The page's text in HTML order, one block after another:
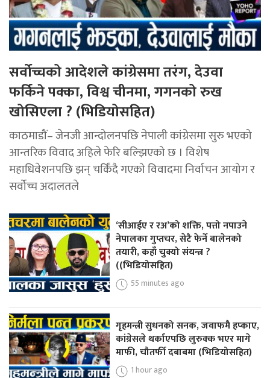
सर्वोच्चको आदेशले कांग्रेसमा तरंग, देउवा
फर्किने पक्का, विश्व चीनमा, गगनको रुख
खोसिएला ? (भिडियोसहित)
काठमाडौं– जेनजी आन्दोलनपछि नेपाली कांग्रेसमा सुरु भएको
आन्तरिक विवाद अहिले फेरि बल्झिएको छ । विशेष
महाधिवेशनपछि झन् चर्किँदै गएको विवादमा निर्वाचन आयोग र
सर्वोच्च अदालतले
‘सीआईए र रअ’को शक्ति, पत्तो नपाउने
नेपालका गुप्तचर, सेटै फेर्ने बालेनको
तयारी, कहाँ चुक्यो संयन्त्र ?
((भिडियोसहित)
55 minutes ago
गृहमन्त्री सुधनको सनक, जवाफमै हप्काए,
कांग्रेसले थर्काएपछि लुरुक्क भएर मागे
माफी, चौतर्फी दबाबमा (भिडियोसहित)
1 hour ago